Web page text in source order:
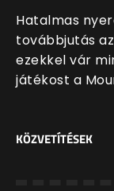
Hatalmas
továbbjutás
ezekkel vár
játékost a
KÖZVETÍTÉSEK